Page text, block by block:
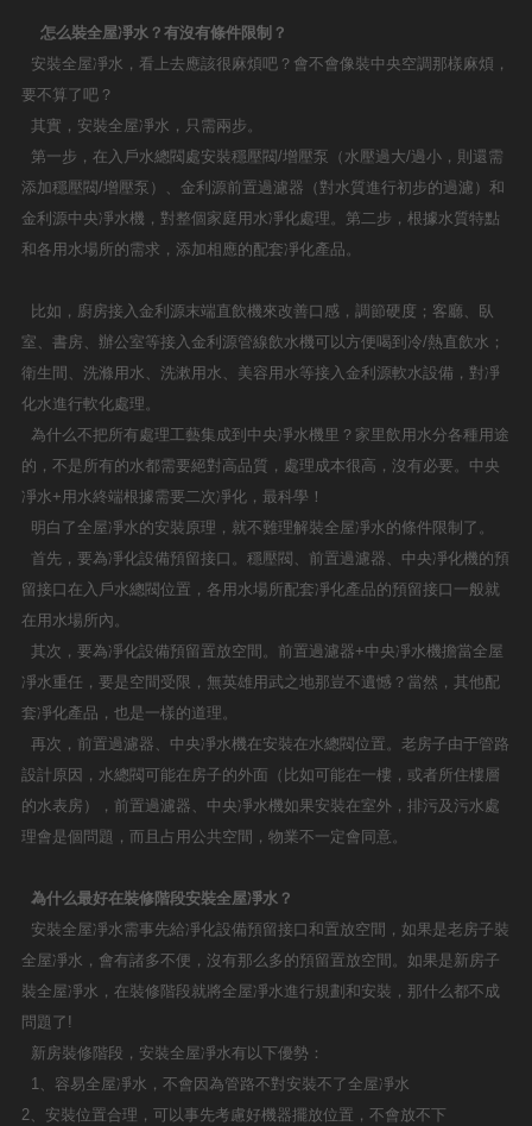
怎么裝全屋凈水？有沒有條件限制？
安裝全屋凈水，看上去應該很麻煩吧？會不會像裝中央空調那樣麻煩，
要不算了吧？
其實，安裝全屋凈水，只需兩步。
第一步，在入戶水總閥處安裝穩壓閥/增壓泵（水壓過大/過小，則還需
添加穩壓閥/增壓泵）、金利源前置過濾器（對水質進行初步的過濾）和
金利源中央凈水機，對整個家庭用水凈化處理。第二步，根據水質特點
和各用水場所的需求，添加相應的配套凈化產品。
比如，廚房接入金利源末端直飲機來改善口感，調節硬度；客廳、臥
室、書房、辦公室等接入金利源管線飲水機可以方便喝到冷/熱直飲水；
衛生間、洗滌用水、洗漱用水、美容用水等接入金利源軟水設備，對凈
化水進行軟化處理。
為什么不把所有處理工藝集成到中央凈水機里？家里飲用水分各種用途
的，不是所有的水都需要絕對高品質，處理成本很高，沒有必要。中央
凈水+用水終端根據需要二次凈化，最科學！
明白了全屋凈水的安裝原理，就不難理解裝全屋凈水的條件限制了。
首先，要為凈化設備預留接口。穩壓閥、前置過濾器、中央凈化機的預
留接口在入戶水總閥位置，各用水場所配套凈化產品的預留接口一般就
在用水場所內。
其次，要為凈化設備預留置放空間。前置過濾器+中央凈水機擔當全屋
凈水重任，要是空間受限，無英雄用武之地那豈不遺憾？當然，其他配
套凈化產品，也是一樣的道理。
再次，前置過濾器、中央凈水機在安裝在水總閥位置。老房子由于管路
設計原因，水總閥可能在房子的外面（比如可能在一樓，或者所住樓層
的水表房），前置過濾器、中央凈水機如果安裝在室外，排污及污水處
理會是個問題，而且占用公共空間，物業不一定會同意。
為什么最好在裝修階段安裝全屋凈水？
安裝全屋凈水需事先給凈化設備預留接口和置放空間，如果是老房子裝
全屋凈水，會有諸多不便，沒有那么多的預留置放空間。如果是新房子
裝全屋凈水，在裝修階段就將全屋凈水進行規劃和安裝，那什么都不成
問題了!
新房裝修階段，安裝全屋凈水有以下優勢：
1、容易全屋凈水，不會因為管路不對安裝不了全屋凈水
2、安裝位置合理，可以事先考慮好機器擺放位置，不會放不下